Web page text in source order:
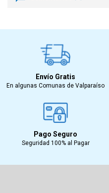
Envío Gratis
En algunas Comunas de Valparaíso
Pago Seguro
Seguridad 100% al Pagar